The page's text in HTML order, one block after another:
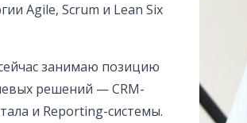
Agile, Scrum и Lean Six
занимаю позицию
решений — CRM-
и Reporting-системы.